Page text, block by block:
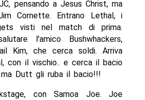
pensando a Jesus Christ, ma
Cornette. Entrano Lethal, i
visti nel match di prima.
l'amico Bushwhackers,
Kim, che cerca soldi. Arriva
con il vischio.. e cerca il bacio
Dutt gli ruba il bacio!!!
con Samoa Joe. Joe